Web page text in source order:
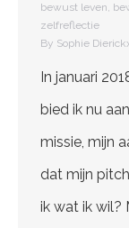
bewust leven,
zelfreflectie
By Sophie
In januari
bied ik nu
missie, mijn
dat mijn
ik wat ik wil?